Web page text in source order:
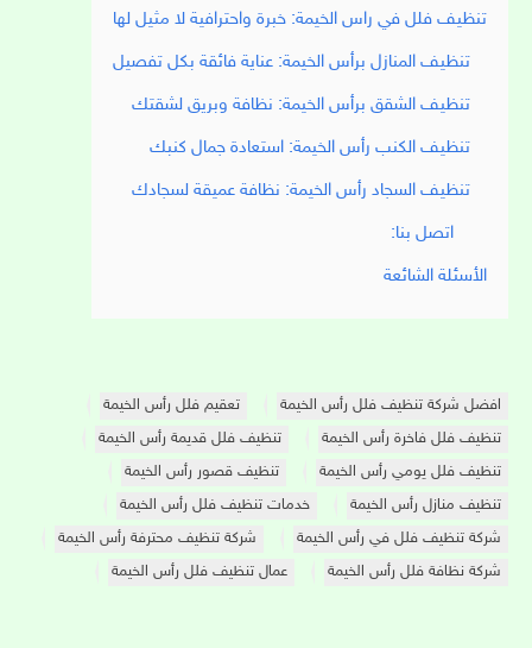
تنظيف فلل في راس الخيمة: خبرة واحترافية لا مثيل لها
تنظيف المنازل برأس الخيمة: عناية فائقة بكل تفصيل
تنظيف الشقق برأس الخيمة: نظافة وبريق لشقتك
تنظيف الكنب رأس الخيمة: استعادة جمال كنبك
تنظيف السجاد رأس الخيمة: نظافة عميقة لسجادك
اتصل بنا:
الأسئلة الشائعة
افضل شركة تنظيف فلل رأس الخيمة
تعقيم فلل رأس الخيمة
تنظيف فلل فاخرة رأس الخيمة
تنظيف فلل قديمة رأس الخيمة
تنظيف فلل يومي رأس الخيمة
تنظيف قصور رأس الخيمة
تنظيف منازل رأس الخيمة
خدمات تنظيف فلل رأس الخيمة
شركة تنظيف فلل في رأس الخيمة
شركة تنظيف محترفة رأس الخيمة
شركة نظافة فلل رأس الخيمة
عمال تنظيف فلل رأس الخيمة